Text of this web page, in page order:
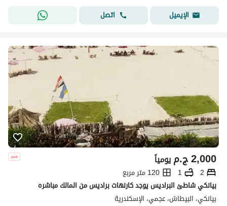
الإيميل
اتصل
ج.م2,000 يومياً
2
1
120 متر مربع
بيانكي شاطئ البراديس يوجد كارنهات براديس من المالك مباشره
بيانكي، البيطاش، عجمي، الإسكندرية